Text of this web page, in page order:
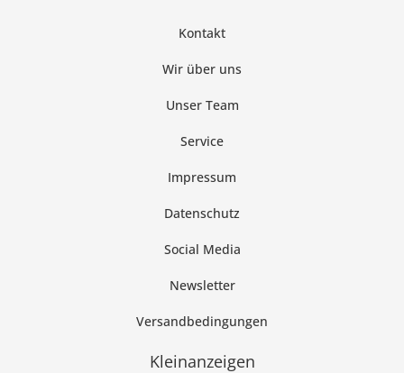
Kontakt
Wir über uns
Unser Team
Service
Impressum
Datenschutz
Social Media
Newsletter
Versandbedingungen
Kleinanzeigen